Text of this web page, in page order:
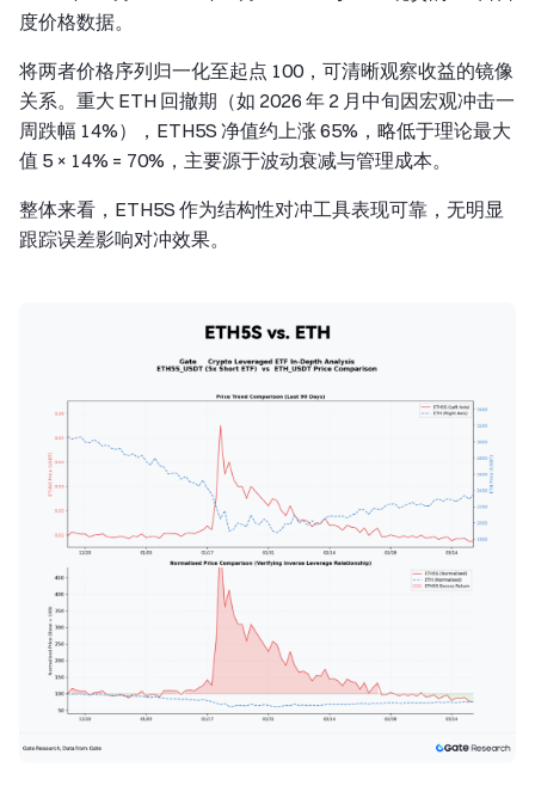
度价格数据。
将两者价格序列归一化至起点 100，可清晰观察收益的镜像
关系。重大 ETH 回撤期（如 2026 年 2 月中旬因宏观冲击一
周跌幅 14%），ETH5S 净值约上涨 65%，略低于理论最大
值 5 × 14% = 70%，主要源于波动衰减与管理成本。
整体来看，ETH5S 作为结构性对冲工具表现可靠，无明显
跟踪误差影响对冲效果。